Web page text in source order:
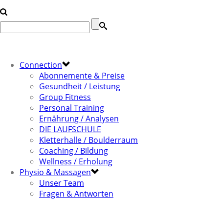
Connection
Abonnemente & Preise
Gesundheit / Leistung
Group Fitness
Personal Training
Ernährung / Analysen
DIE LAUFSCHULE
Kletterhalle / Boulderraum
Coaching / Bildung
Wellness / Erholung
Physio & Massagen
Unser Team
Fragen & Antworten